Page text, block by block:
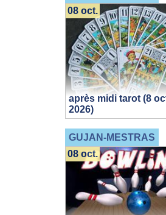
après midi tarot (8
2026)
08 oct.
GUJAN-MESTRAS
08 oct.